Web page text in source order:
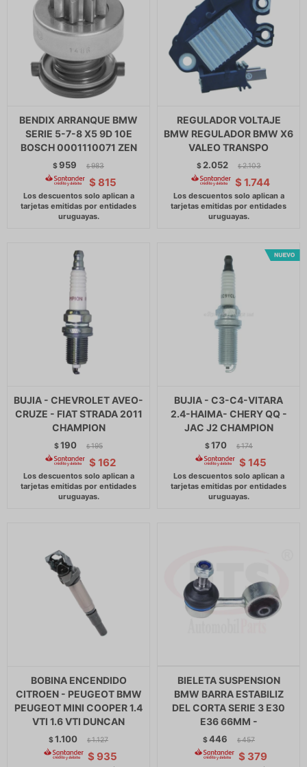
BENDIX ARRANQUE BMW
SERIE 5-7-8 X5 9D 10E
BOSCH 0001110071 ZEN
$959 $ 983
$ 815
REGULADOR VOLTAJE
BMW REGULADOR BMW X6
VALEO TRANSPO
$ 2.052 $ 2.103
$ 1.744
BUJIA - CHEVROLET AVEO-
CRUZE - FIAT STRADA 2011
CHAMPION
$190 $ 195
$ 162
BUJIA - C3-C4-VITARA
2.4-HAIMA- CHERY QQ -
JAC J2 CHAMPION
$170 $ 174
$ 145
BOBINA ENCENDIDO
CITROEN - PEUGEOT BMW
PEUGEOT MINI COOPER 1.4
VTI 1.6 VTI DUNCAN
$1.100 $ 1.127
$ 935
BIELETA SUSPENSION
BMW BARRA ESTABILIZ
DEL CORTA SERIE 3 E30
E36 66MM -
$446 $ 457
$ 379